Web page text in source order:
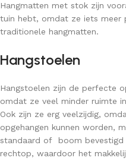
Hangmatten met stok zijn
tuin hebt, omdat ze iets meer
traditionele hangmatten.
Hangstoelen
Hangstoelen zijn de perfecte
omdat ze veel minder ruimte
Ook zijn ze erg veelzijdig,
opgehangen kunnen worden,
standaard of boom bevestigd
rechtop, waardoor het